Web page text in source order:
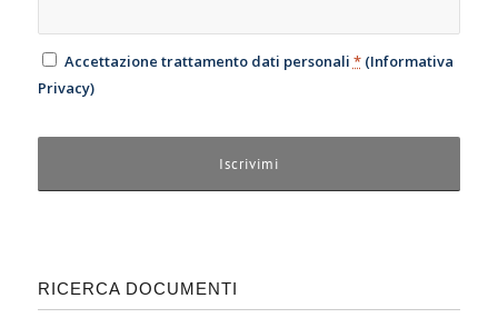
Accettazione trattamento dati personali *(Informativa
Privacy)
RICERCA DOCUMENTI